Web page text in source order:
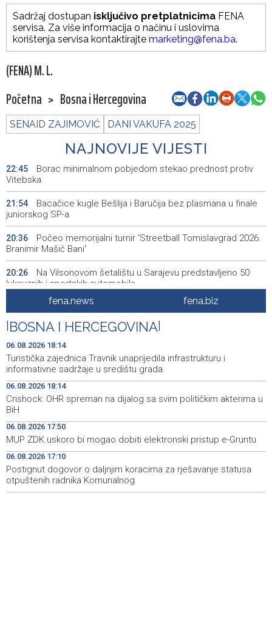
Sadržaj dostupan isključivo pretplatnicima FENA
servisa. Za više informacija o načinu i uslovima
korištenja servisa kontaktirajte marketing@fena.ba.
(FENA) M. L.
Početna > Bosna i Hercegovina
SENAID ZAJIMOVIĆ DANI VAKUFA 2025
NAJNOVIJE VIJESTI
22:45
Borac minimalnom pobjedom stekao prednost protiv
Vitebska
21:54
Bacačice kugle Bešlija i Baručija bez plasmana u finale
juniorskog SP-a
20:36
Počeo memorijalni turnir 'Streetball Tomislavgrad 2026.
Branimir Mašić Bani'
20:26
Na Vilsonovom šetalištu u Sarajevu predstavljeno 50
luksuznih i sportskih automobila
Announcement of events for Friday, 7 August 2026
19:55
Drugi Festival bakri okupio mještane i posjetitelje kod
Livna
19:45
Novi Travnik receives first direct EU funding for UNESCO
19:33
Crishock: OHR maintains an open dialogue with all
political stakeholders in BiH
19:32
Velika nagrada Britanije ostaje u MotoGP kalendaru do
2028. godine
19:29
Španska krajnja ljevica i desnica ujedinjene protiv
Maroka kao suorganizatora SP 2030.
fena.news fena.biz
BOSNA I HERCEGOVINA
06.08.2026 18:14
Turistička zajednica Travnik unaprijedila infrastrukturu i
informativne sadržaje u središtu grada
06.08.2026 18:14
Crishock: OHR spreman na dijalog sa svim političkim akterima u
BiH
06.08.2026 17:50
MUP ZDK uskoro bi mogao dobiti elektronski pristup e-Gruntu
06.08.2026 17:10
Postignut dogovor o daljnjim koracima za rješavanje statusa
otpuštenih radnika Komunalnog